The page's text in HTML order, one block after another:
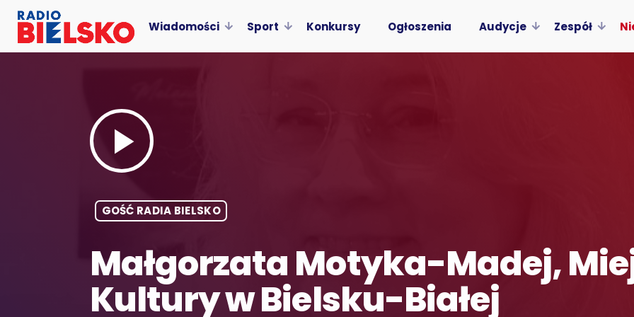
Wiadomości Sport Konkursy Ogłoszenia Audycje Zespół
play_arrow
GOŚĆ RADIA BIELSKO
Małgorzata Motyka-Madej,
Kultury w Bielsku-Białej